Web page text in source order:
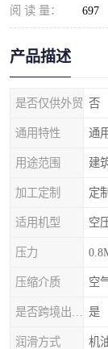
阅 读 量： 697
产品描述
是否仅供外贸 否
通用特性 通
用途范围 建
加工定制 定制
适用机型 空
压力
压缩介质 空
是
润滑方式 机